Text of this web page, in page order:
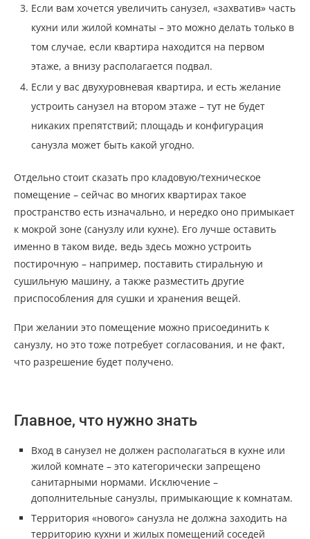
Если вам хочется увеличить санузел, «захватив» часть
кухни или жилой комнаты – это можно делать только в
том случае, если квартира находится на первом
этаже, а внизу располагается подвал.
Если у вас двухуровневая квартира, и есть желание
устроить санузел на втором этаже – тут не будет
никаких препятствий; площадь и конфигурация
санузла может быть какой угодно.
Отдельно стоит сказать про кладовую/техническое
помещение – сейчас во многих квартирах такое
пространство есть изначально, и нередко оно примыкает
к мокрой зоне (санузлу или кухне). Его лучше оставить
именно в таком виде, ведь здесь можно устроить
постирочную – например, поставить стиральную и
сушильную машину, а также разместить другие
приспособления для сушки и хранения вещей.
При желании это помещение можно присоединить к
санузлу, но это тоже потребует согласования, и не факт,
что разрешение будет получено.
Главное, что нужно знать
Вход в санузел не должен располагаться в кухне или
жилой комнате – это категорически запрещено
санитарными нормами. Исключение –
дополнительные санузлы, примыкающие к комнатам.
Территория «нового» санузла не должна заходить на
территорию кухни и жилых помещений соседей